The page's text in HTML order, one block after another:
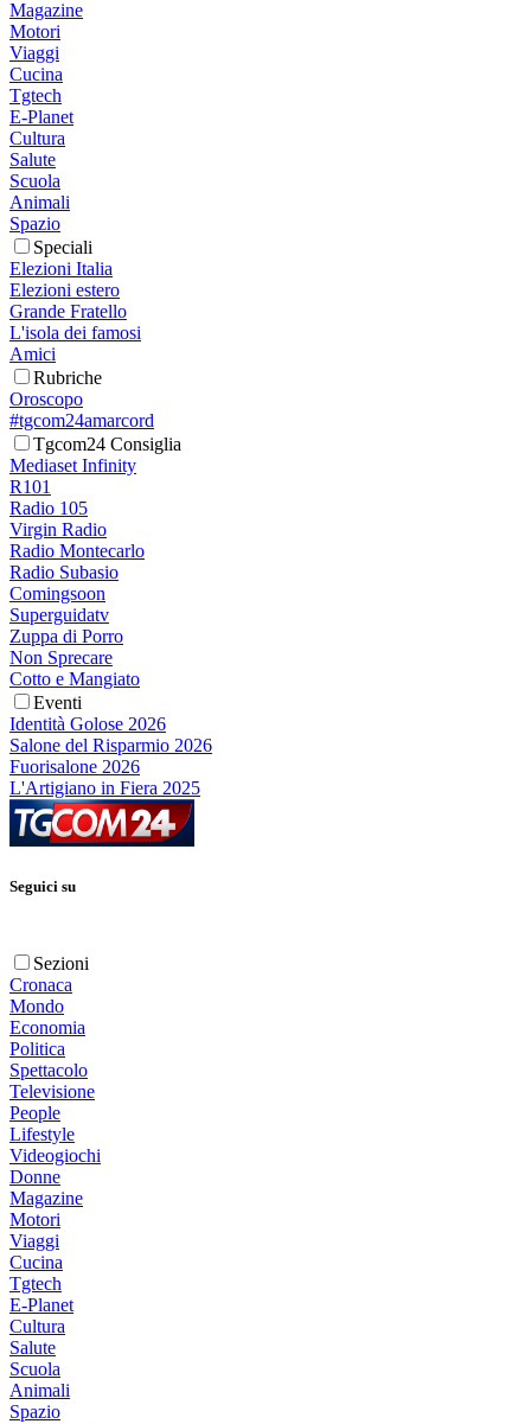
Magazine
Motori
Viaggi
Cucina
Tgtech
E-Planet
Cultura
Salute
Scuola
Animali
Spazio
Speciali
Elezioni Italia
Elezioni estero
Grande Fratello
L'isola dei famosi
Amici
Rubriche
Oroscopo
#tgcom24amarcord
Tgcom24 Consiglia
Mediaset Infinity
R101
Radio 105
Virgin Radio
Radio Montecarlo
Radio Subasio
Comingsoon
Superguidatv
Zuppa di Porro
Non Sprecare
Cotto e Mangiato
Eventi
Identità Golose 2026
Salone del Risparmio 2026
Fuorisalone 2026
L'Artigiano in Fiera 2025
Seguici su
Sezioni
Cronaca
Mondo
Economia
Politica
Spettacolo
Televisione
People
Lifestyle
Videogiochi
Donne
Magazine
Motori
Viaggi
Cucina
Tgtech
E-Planet
Cultura
Salute
Scuola
Animali
Spazio